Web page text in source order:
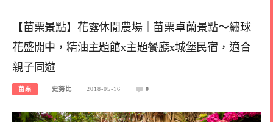
【苗栗景點】花露休閒農場｜苗栗卓蘭景點～繡球
花盛開中，精油主題館x主題餐廳x城堡民宿，適合
親子同遊
苗栗 史努比 2018-05-16 0